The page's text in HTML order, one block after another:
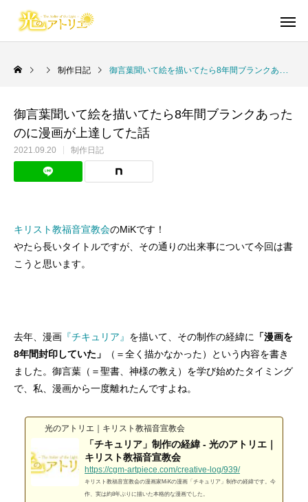
日々のこと
2026.02.28 2026.01.22
御言葉イラスト
2026.05.07 2026.01.09
Warning
/home/cgmbloger/cgm-
Warning
84
短編漫画・読切
2025.12.07 2024.05.21
Warning
/home/cgmbloger/cgm-
Warning
84
制作日記 御言葉聞いて絵を描いてたら8年間ブランクあったのに漫画が上達してた話
御言葉聞いて絵を描いてたら8年間ブランクあった
のに漫画が上達してた話
2021.09.20 制作日記
キリスト教福音宣教会のMiKです！
やたら長いタイトルですが、その通りの出来事について今回は書
こうと思います。
去年、漫画 『チキュリア』 を描いて、その制作の経緯に
「漫画を
8年間封印していた」
（＝全く描かなかった）という内容を書き
ました。御言葉（＝聖書、神様の教え）を学び始めたタイミング
で、私、漫画から一度離れたんですよね。
光のアトリエ｜キリスト教福音宣教会
「チキュリア」制作の経緯 - 光のアトリエ｜
キリスト教福音宣教会
https://cgm-artpiece.com/creative-log/939/
キリスト教福音宣教会の漫画家MiKの漫画「チキュリア」制作の経緯です。今
作、実は約8年ぶりに描いた本格的な漫画でした。